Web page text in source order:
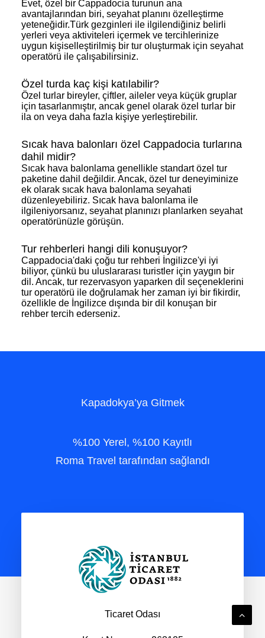
Evet, özel bir Cappadocia turunun ana
avantajlarından biri, seyahat planını özelleştirme
yeteneğidir.Türk gezginleri ile ilgilendiğiniz belirli
yerleri veya aktiviteleri içermek ve tercihlerinize
uygun kişiselleştirilmiş bir tur oluşturmak için seyahat
operatörü ile çalışabilirsiniz.
Özel turda kaç kişi katılabilir?
Özel turlar bireyler, çiftler, aileler veya küçük gruplar
için tasarlanmıştır, ancak genel olarak özel turlar bir
ila on veya daha fazla kişiye yerleştirebilir.
Sıcak hava balonları özel Cappadocia turlarına
dahil midir?
Sıcak hava balonlama genellikle standart özel tur
paketine dahil değildir. Ancak, özel tur deneyiminize
ek olarak sıcak hava balonlama seyahati
düzenleyebiliriz. Sıcak hava balonlama ile
ilgileniyorsanız, seyahat planınızı planlarken seyahat
operatörünüzle görüşün.
Tur rehberleri hangi dili konuşuyor?
Cappadocia'daki çoğu tur rehberi İngilizce'yi iyi
biliyor, çünkü bu uluslararası turistler için yaygın bir
dil. Ancak, tur rezervasyon yaparken dil seçeneklerini
tur operatörü ile doğrulamak her zaman iyi bir fikirdir,
özellikle de İngilizce dışında bir dil konuşan bir
rehber tercih ederseniz.
Kapadokya’ya Gitmek
%100 Yerel, %100 Kayıtlı
Roma Travel tarafından sağlandı
Ticaret Odası